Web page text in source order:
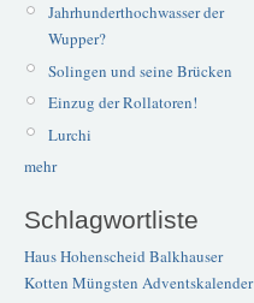
Jahrhunderthochwasser der
Wupper?
Solingen und seine Brücken
Einzug der Rollatoren!
Lurchi
mehr
Schlagwortliste
Haus Hohenscheid Balkhauser
Kotten Müngsten Adventskalender